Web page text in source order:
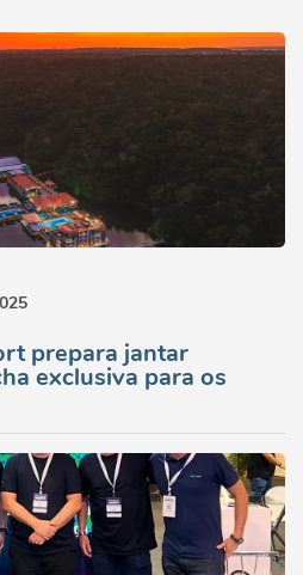
prepara jantar
exclusiva para os